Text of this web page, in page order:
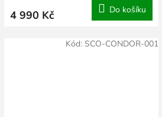
4 990 Kč Do košíku
Kód: SCO-CONDOR-001